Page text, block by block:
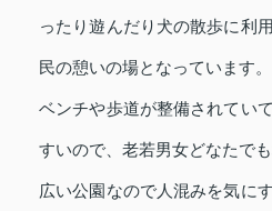
ったり遊んだり犬の散歩に利
民の憩いの場となっています。
ベンチや歩道が整備されてい
すいので、老若男女どなたで
広い公園なので人混みを気に